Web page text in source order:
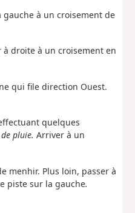
à un croisement de
droite à un croisement en
qui file direction Ouest.
quelques
pluie. Arriver à un
menhir. Plus loin, passer à
piste sur la gauche.